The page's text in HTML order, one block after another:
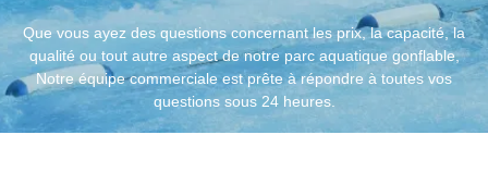
Que vous ayez des questions concernant les prix, la capacité, la
qualité ou tout autre aspect de notre parc aquatique gonflable,
Notre équipe commerciale est prête à répondre à toutes vos
questions sous 24 heures.